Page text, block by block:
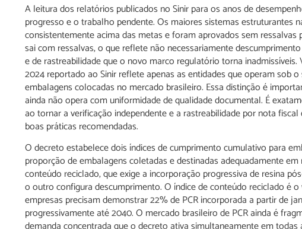
A leitura dos relatórios publicados no Sinir para os anos de
progresso e o trabalho pendente. Os maiores sistemas estruturantes
consistentemente acima das metas e foram aprovados sem
sai com ressalvas, o que reflete não necessariamente
e de rastreabilidade que o novo marco regulatório torna
2024 reportado ao Sinir reflete apenas as entidades que operam sob
embalagens colocadas no mercado brasileiro. Essa distinção é
ainda não opera com uniformidade de qualidade documental. É
ao tornar a verificação independente e a rastreabilidade por nota
boas práticas recomendadas.
O decreto estabelece dois índices de cumprimento cumulativo para
proporção de embalagens coletadas e destinadas adequadamente
conteúdo reciclado, que exige a incorporação progressiva de resina
o outro configura descumprimento. O índice de conteúdo reciclado é
empresas precisam demonstrar 22% de PCR incorporada a partir de
progressivamente até 2040. O mercado brasileiro de PCR ainda é